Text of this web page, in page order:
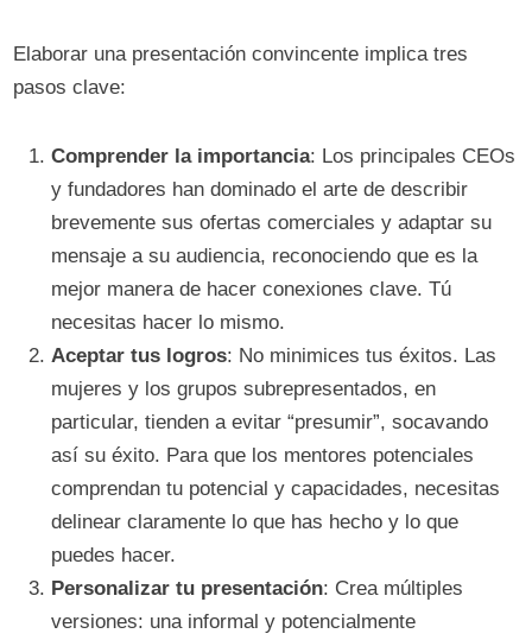
Elaborar una presentación convincente implica tres
pasos clave:
Comprender la importancia: Los principales CEOs
y fundadores han dominado el arte de describir
brevemente sus ofertas comerciales y adaptar su
mensaje a su audiencia, reconociendo que es la
mejor manera de hacer conexiones clave. Tú
necesitas hacer lo mismo.
Aceptar tus logros: No minimices tus éxitos. Las
mujeres y los grupos subrepresentados, en
particular, tienden a evitar “presumir”, socavando
así su éxito. Para que los mentores potenciales
comprendan tu potencial y capacidades, necesitas
delinear claramente lo que has hecho y lo que
puedes hacer.
Personalizar tu presentación: Crea múltiples
versiones: una informal y potencialmente